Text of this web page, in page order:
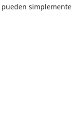
simplemente